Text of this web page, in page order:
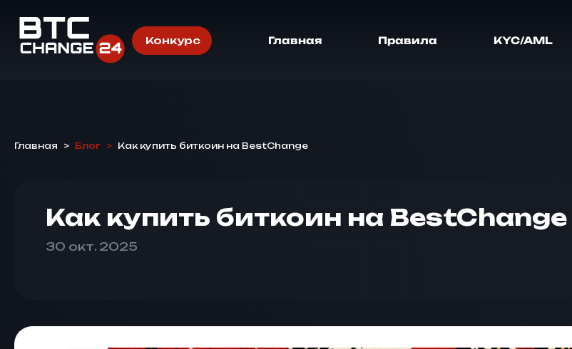
Конкурс Главная Правила KYC/AML
Главная > Блог > Как купить биткоин на BestChange
Как купить биткоин на BestChange
30 окт. 2025